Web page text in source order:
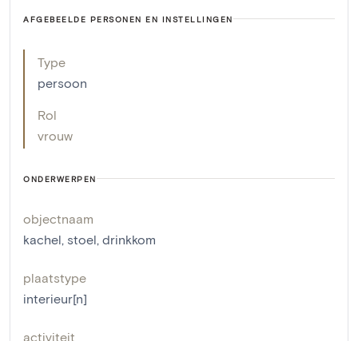
AFGEBEELDE PERSONEN EN INSTELLINGEN
Type
persoon
Rol
vrouw
ONDERWERPEN
objectnaam
kachel, stoel, drinkkom
plaatstype
interieur[n]
activiteit